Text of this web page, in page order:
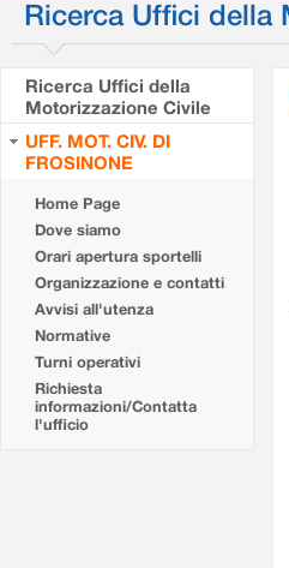
Ricerca Uffici della
Ricerca Uffici della
Motorizzazione Civile
UFF. MOT. CIV. DI
FROSINONE
Home Page
Dove siamo
Orari apertura sportelli
Organizzazione e contatti
Avvisi all'utenza
Normative
Turni operativi
Richiesta
informazioni/Contatta
l'ufficio